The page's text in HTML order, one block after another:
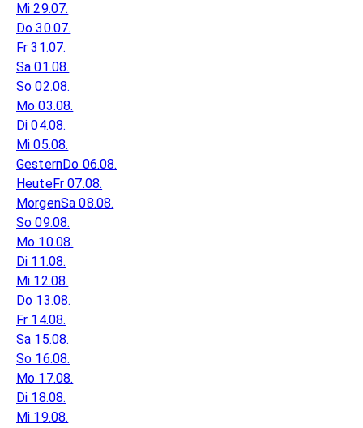
Mi 29.07.
Do 30.07.
Fr 31.07.
Sa 01.08.
So 02.08.
Mo 03.08.
Di 04.08.
Mi 05.08.
GesternDo 06.08.
HeuteFr 07.08.
MorgenSa 08.08.
So 09.08.
Mo 10.08.
Di 11.08.
Mi 12.08.
Do 13.08.
Fr 14.08.
Sa 15.08.
So 16.08.
Mo 17.08.
Di 18.08.
Mi 19.08.